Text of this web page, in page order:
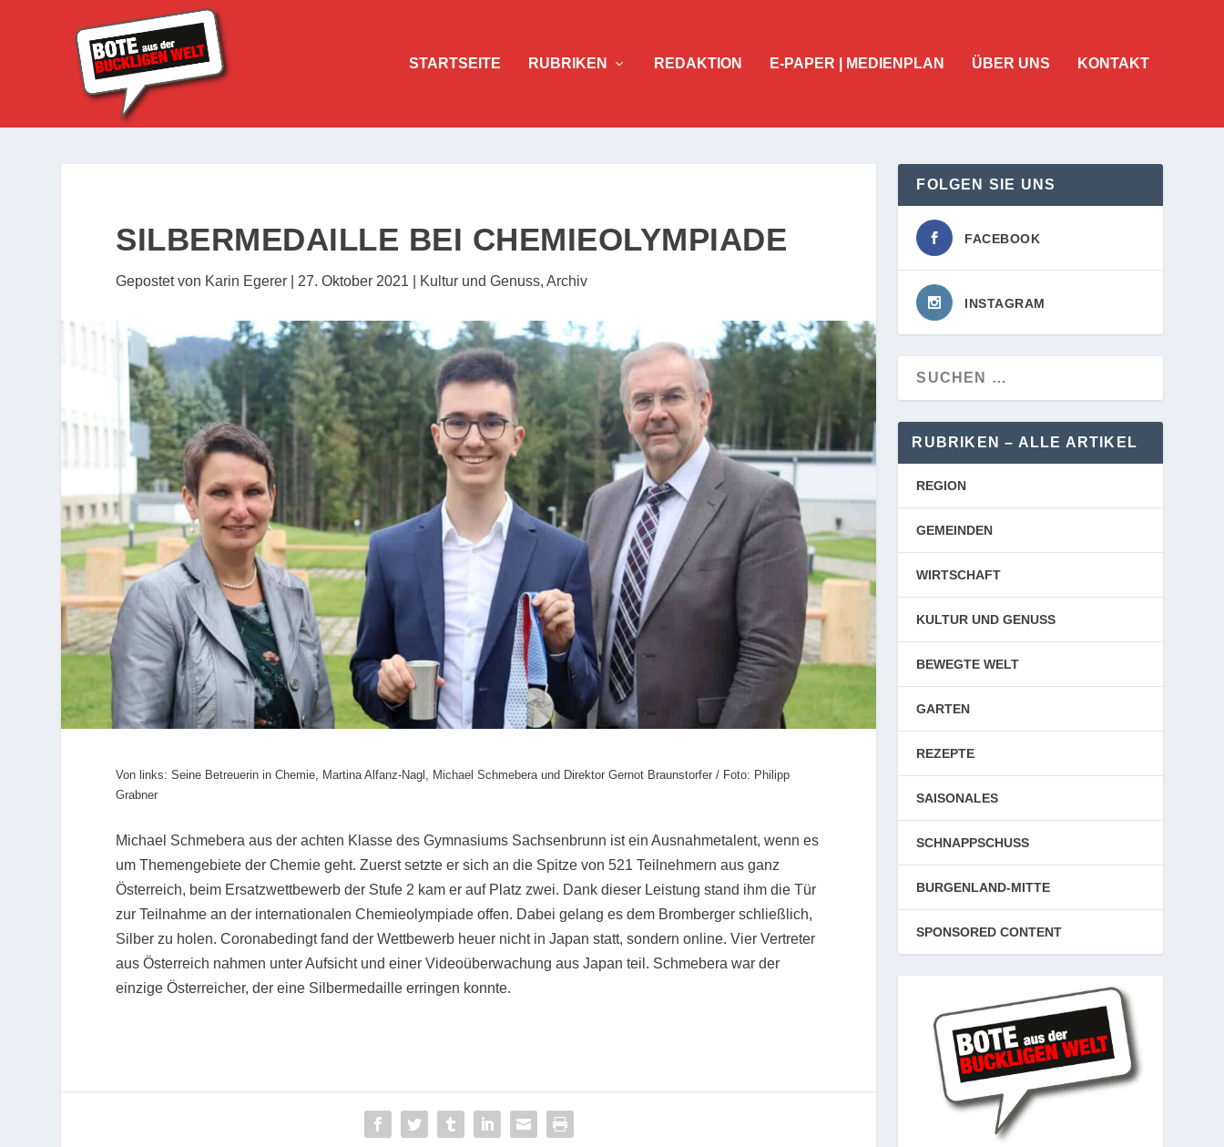
STARTSEITE RUBRIKEN REDAKTION E-PAPER | MEDIENPLAN ÜBER UNS KONTAKT
SILBERMEDAILLE BEI CHEMIEOLYMPIADE
Gepostet von Karin Egerer 27. Oktober 2021 Kultur und Genuss,Archiv
Von links: Seine Betreuerin in Chemie, Martina Alfanz-Nagl, Michael Schmebera und Direktor Gernot Braunstorfer / Foto: Philipp
Grabner
Michael Schmebera aus der achten Klasse des Gymnasiums Sachsenbrunn ist ein Ausnahmetalent, wenn es
um Themengebiete der Chemie geht. Zuerst setzte er sich an die Spitze von 521 Teilnehmern aus ganz
Österreich, beim Ersatzwettbewerb der Stufe 2 kam er auf Platz zwei. Dank dieser Leistung stand ihm die Tür
zur Teilnahme an der internationalen Chemieolympiade offen. Dabei gelang es dem Bromberger schließlich,
Silber zu holen. Coronabedingt fand der Wettbewerb heuer nicht in Japan statt, sondern online. Vier Vertreter
aus Österreich nahmen unter Aufsicht und einer Videoüberwachung aus Japan teil. Schmebera war der
einzige Österreicher, der eine Silbermedaille erringen konnte.
FOLGEN SIE UNS
FACEBOOK
INSTAGRAM
RUBRIKEN – ALLE ARTIKEL
REGION
GEMEINDEN
WIRTSCHAFT
KULTUR UND GENUSS
BEWEGTE WELT
GARTEN
REZEPTE
SAISONALES
SCHNAPPSCHUSS
BURGENLAND-MITTE
SPONSORED CONTENT